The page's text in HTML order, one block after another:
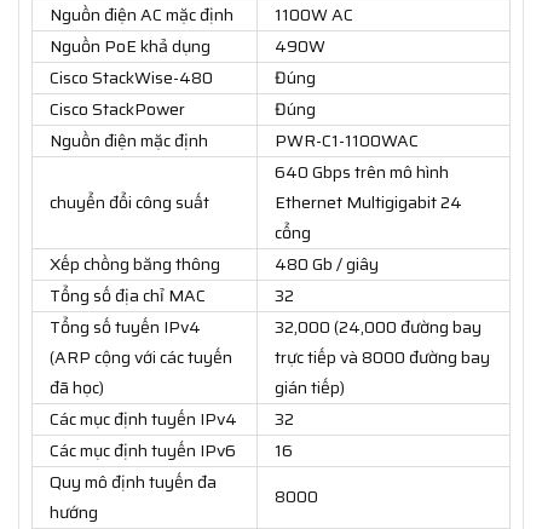
Nguồn điện AC mặc định
1100W AC
Nguồn PoE khả dụng
490W
Cisco StackWise-480
Đúng
Cisco StackPower
Đúng
Nguồn điện mặc định
PWR-C1-1100WAC
chuyển đổi công suất
640 Gbps trên mô hình
Ethernet Multigigabit 24
cổng
Xếp chồng băng thông
480 Gb / giây
Tổng số địa chỉ MAC
32
Tổng số tuyến IPv4
(ARP cộng với các tuyến
đã học)
32,000 (24,000 đường bay
trực tiếp và 8000 đường bay
gián tiếp)
Các mục định tuyến IPv4
32
Các mục định tuyến IPv6
16
Quy mô định tuyến đa
hướng
8000